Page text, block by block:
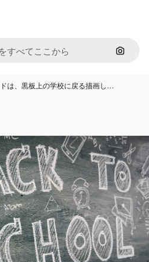
画像で
は、黒板上の学校に戻る描画し…